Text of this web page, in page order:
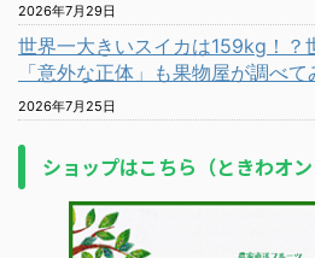
2026年7月29日
世界一大きいスイカは159kg！？
「意外な正体」も果物屋が調べて
2026年7月25日
ショップはこちら（ときわオン